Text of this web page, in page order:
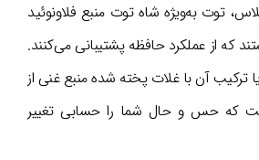
توت به‌ویژه شاه توت منبع فلاونوئید
که از عملکرد حافظه پشتیبانی می‌کنند.
ترکیب آن با غلات پخته شده منبع غنی از
که حس و حال شما را حسابی تغییر